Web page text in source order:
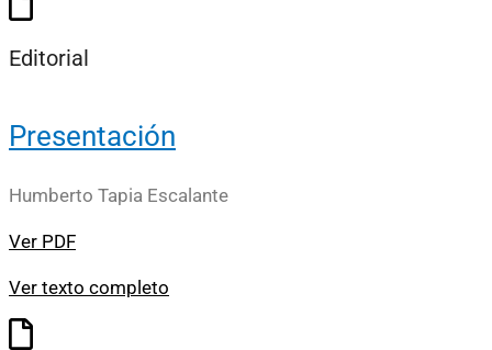
Editorial
Presentación
Humberto Tapia Escalante
Ver PDF
Ver texto completo